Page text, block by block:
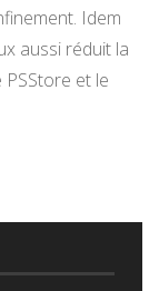
Idem
aussi réduit la
et le